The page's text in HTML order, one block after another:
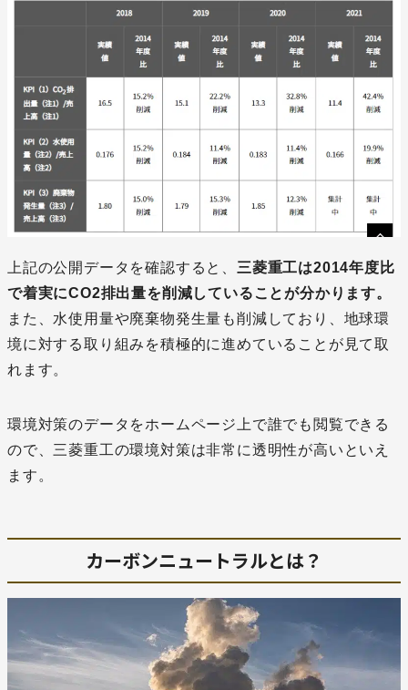
上記の公開データを確認すると、 三菱重工は2014年度比
で着実にCO2排出量を削減していることが分かります。
また、水使用量や廃棄物発生量も削減しており、地球環
境に対する取り組みを積極的に進めていることが見て取
れます。
環境対策のデータをホームページ上で誰でも閲覧できる
ので、三菱重工の環境対策は非常に透明性が高いといえ
ます。
カーボンニュートラルとは？